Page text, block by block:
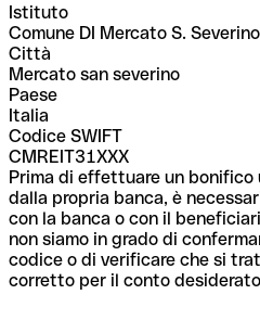
Istituto
Comune DI Mercato S. Severino
Città
Mercato san severino
Paese
Italia
Codice SWIFT
CMREIT31XXX
Prima di effettuare un
dalla propria banca, è
con la banca o con il
non siamo in grado di
codice o di verificare che si
corretto per il conto